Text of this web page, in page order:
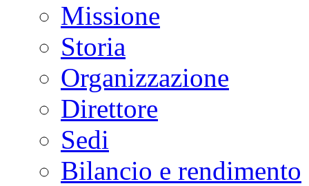
Missione
Storia
Organizzazione
Direttore
Sedi
Bilancio e rendimento